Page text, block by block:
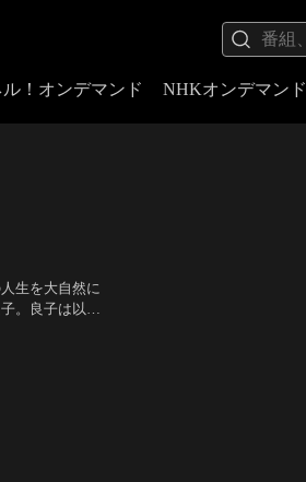
！オンデマンド NHKオンデマンド
生を大自然に
。良子は以前